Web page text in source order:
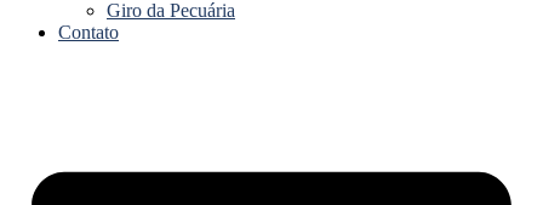
Giro da Pecuária
Contato